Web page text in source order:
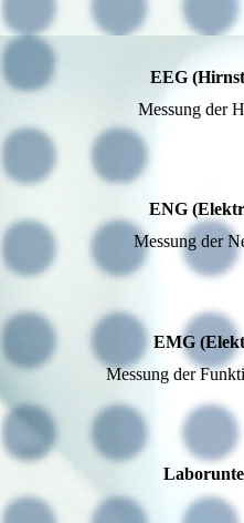
EEG
Messung der
ENG
Messung der
EMG
Messung der